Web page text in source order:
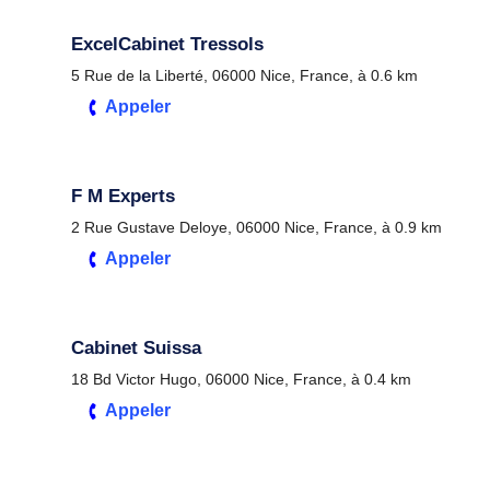
ExcelCabinet Tressols
5 Rue de la Liberté, 06000 Nice, France, à 0.6 km
Appeler
F M Experts
2 Rue Gustave Deloye, 06000 Nice, France, à 0.9 km
Appeler
Cabinet Suissa
18 Bd Victor Hugo, 06000 Nice, France, à 0.4 km
Appeler